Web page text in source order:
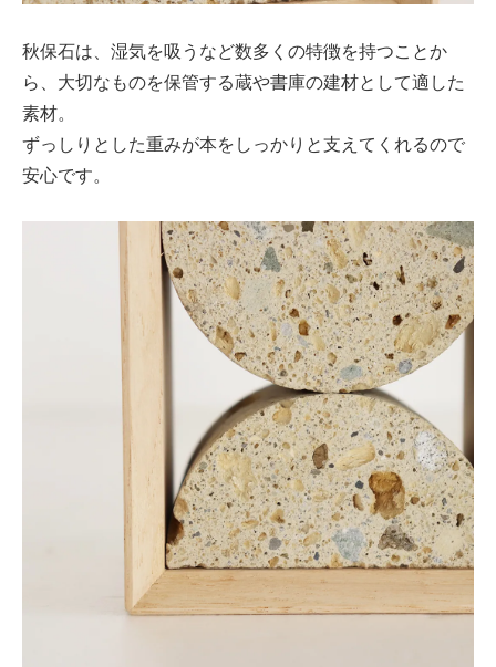
秋保石は、湿気を吸うなど数多くの特徴を持つことか
ら、大切なものを保管する蔵や書庫の建材として適した
素材。
ずっしりとした重みが本をしっかりと支えてくれるので
安心です。